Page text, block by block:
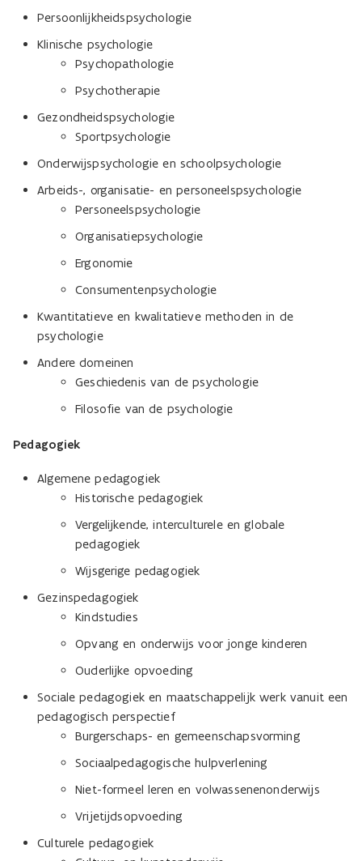
Persoonlijkheidspsychologie
Klinische psychologie
Psychopathologie
Psychotherapie
Gezondheidspsychologie
Sportpsychologie
Onderwijspsychologie en schoolpsychologie
Arbeids-, organisatie- en personeelspsychologie
Personeelspsychologie
Organisatiepsychologie
Ergonomie
Consumentenpsychologie
Kwantitatieve en kwalitatieve methoden in de
psychologie
Andere domeinen
Geschiedenis van de psychologie
Filosofie van de psychologie
Pedagogiek
Algemene pedagogiek
Historische pedagogiek
Vergelijkende, interculturele en globale
pedagogiek
Wijsgerige pedagogiek
Gezinspedagogiek
Kindstudies
Opvang en onderwijs voor jonge kinderen
Ouderlijke opvoeding
Sociale pedagogiek en maatschappelijk werk vanuit een
pedagogisch perspectief
Burgerschaps- en gemeenschapsvorming
Sociaalpedagogische hulpverlening
Niet-formeel leren en volwassenenonderwijs
Vrijetijdsopvoeding
Culturele pedagogiek